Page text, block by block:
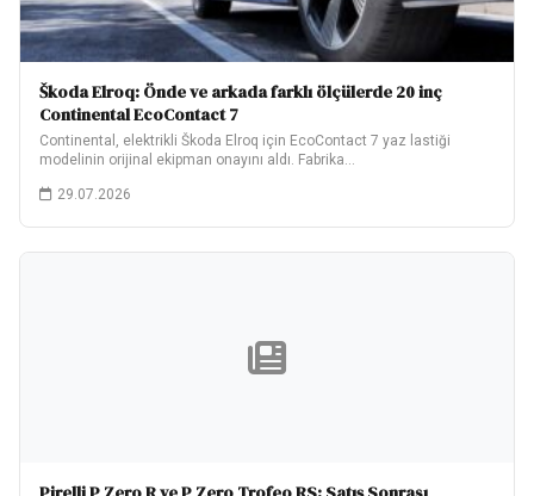
Škoda Elroq: Önde ve arkada farklı ölçülerde 20 inç
Continental EcoContact 7
Continental, elektrikli Škoda Elroq için EcoContact 7 yaz lastiği
modelinin orijinal ekipman onayını aldı. Fabrika…
29.07.2026